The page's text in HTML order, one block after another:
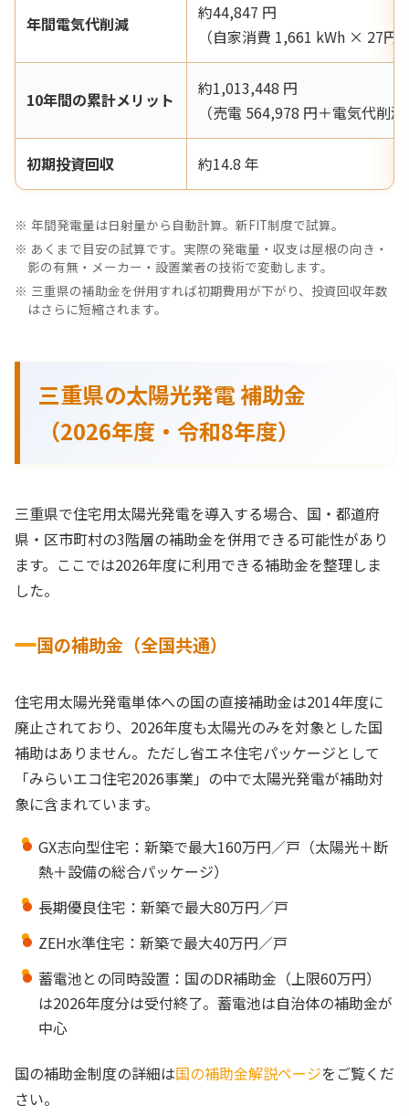
年間電気代削減
約44,847 円
（自家消費 1,661 kWh × 27円/
10年間の累計メリット
約1,013,448 円
（売電 564,978 円＋電気代削
初期投資回収 約14.8 年
年間発電量は日射量から自動計算。新FIT制度で試算。
あくまで目安の試算です。実際の発電量・収支は屋根の向き・
影の有無・メーカー・設置業者の技術で変動します。
三重県の補助金を併用すれば初期費用が下がり、投資回収年数
はさらに短縮されます。
三重県の太陽光発電 補助金
（2026年度・令和8年度）
三重県で住宅用太陽光発電を導入する場合、国・都道府
県・区市町村の3階層の補助金を併用できる可能性があり
ます。ここでは2026年度に利用できる補助金を整理しま
した。
国の補助金（全国共通）
住宅用太陽光発電単体への国の直接補助金は2014年度に
廃止されており、2026年度も太陽光のみを対象とした国
補助はありません。ただし省エネ住宅パッケージとして
「みらいエコ住宅2026事業」の中で太陽光発電が補助対
象に含まれています。
GX志向型住宅：新築で最大160万円／戸（太陽光＋断
熱＋設備の総合パッケージ）
長期優良住宅：新築で最大80万円／戸
ZEH水準住宅：新築で最大40万円／戸
蓄電池との同時設置：国のDR補助金（上限60万円）
は2026年度分は受付終了。蓄電池は自治体の補助金が
中心
国の補助金制度の詳細は国の補助金解説ページをご覧くだ
さい。